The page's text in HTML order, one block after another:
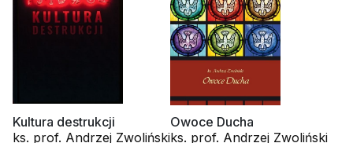
Kultura destrukcji
ks. prof. Andrzej Zwoliński
Owoce Ducha
ks. prof. Andrzej Zwoliński